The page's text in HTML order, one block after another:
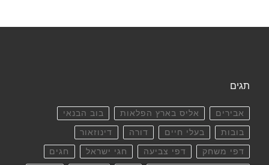
תגים
אבירים אליס בארץ הפלאות בוב הבנאי
בובות בעלי חיים דורה דינוזאור
דפי משחק דפי צביעה חגי ישראל חגים